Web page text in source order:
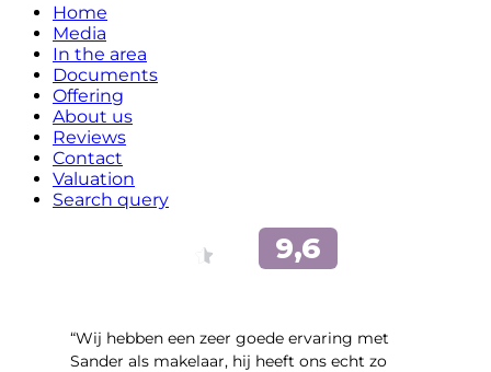
Home
Media
In the area
Documents
Offering
About us
Reviews
Contact
Valuation
Search query
“Wij hebben een zeer goede ervaring met
Sander als makelaar, hij heeft ons echt zo